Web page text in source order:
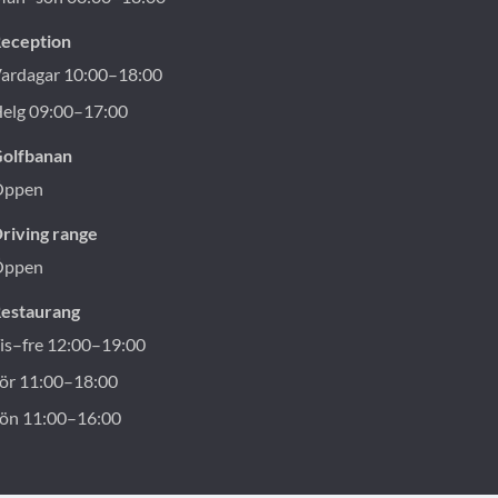
10:00–18:00
09:00–17:00
range
12:00–19:00
11:00–18:00
11:00–16:00